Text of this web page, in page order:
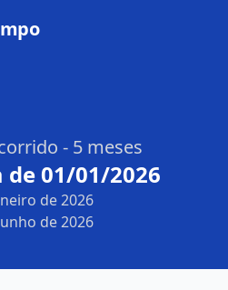
- 5 meses
01/01/2026
de 2026
de 2026